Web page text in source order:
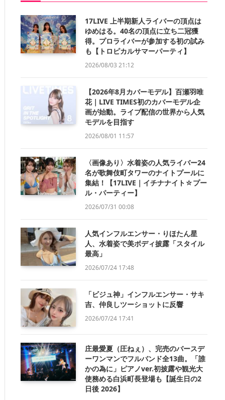
17LIVE 上半期新人ライバーの頂点は
ゆめはる。40名の頂点に立ち二冠獲
得。プロライバーが参加する初の試み
も【トロピカルサマーパーティ】
2026/08/03 21:12
【2026年8月カバーモデル】百瀬羽唯
花｜LIVE TIMES初のカバーモデル企
画が始動。ライブ配信の世界から人気
モデルを目指す
2026/08/01 11:57
〈画像あり〉水着姿の人気ライバー24
名が歌舞伎町タワーのナイトプールに
集結！【17LIVE｜イチナナイト☆プー
ル・パーティー】
2026/07/31 00:08
人気インフルエンサー・りほたん星
人、水着姿で美ボディ披露「スタイル
最高」
2026/07/24 17:48
「ビジュ神」インフルエンサー・サキ
吉、仲良しツーショットに反響
2026/07/24 17:41
庄最愛夏（圧ねぇ）、完売のバースデ
ーワンマンでフルバンド全13曲。「誰
かの為に」ピアノver.初披露や観光大
使務める白浜町長登場も【誕生日の2
日後 2026】